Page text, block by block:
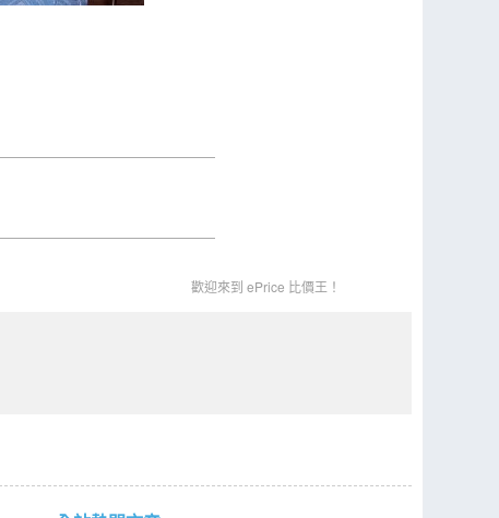
歡迎來到 ePrice 比價王！